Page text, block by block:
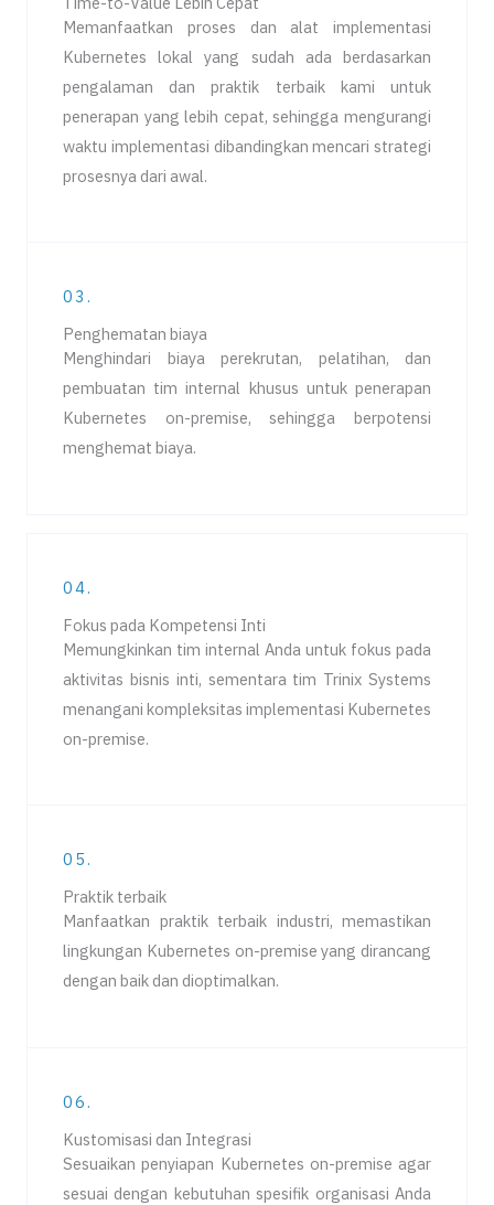
Memanfaatkan proses dan alat implementasi
Kubernetes lokal yang sudah ada berdasarkan
pengalaman dan praktik terbaik kami untuk
penerapan yang lebih cepat, sehingga mengurangi
waktu implementasi dibandingkan mencari strategi
prosesnya dari awal.
03.
Penghematan biaya
Menghindari biaya perekrutan, pelatihan, dan
pembuatan tim internal khusus untuk penerapan
Kubernetes on-premise, sehingga berpotensi
menghemat biaya.
04.
Fokus pada Kompetensi Inti
Memungkinkan tim internal Anda untuk fokus pada
aktivitas bisnis inti, sementara tim Trinix Systems
menangani kompleksitas implementasi Kubernetes
on-premise.
05.
Praktik terbaik
Manfaatkan praktik terbaik industri, memastikan
lingkungan Kubernetes on-premise yang dirancang
dengan baik dan dioptimalkan.
06.
Kustomisasi dan Integrasi
Sesuaikan penyiapan Kubernetes on-premise agar
sesuai dengan kebutuhan spesifik organisasi Anda